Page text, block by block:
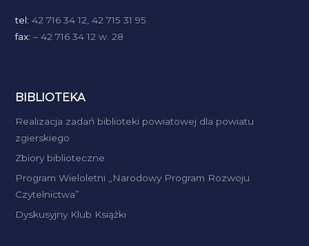
tel: 42 716 34 12, 42 715 31 95
fax: – 42 716 34 12 w. 28
BIBLIOTEKA
Realizacja zadań biblioteki powiatowej dla powiatu
zgierskiego
Zbiory biblioteczne
Program Wieloletni „Narodowy Program Rozwoju
Czytelnictwa”
Dyskusyjny Klub Książki